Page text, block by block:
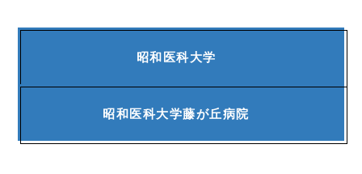
昭和医科大学
昭和医科大学藤が丘病院